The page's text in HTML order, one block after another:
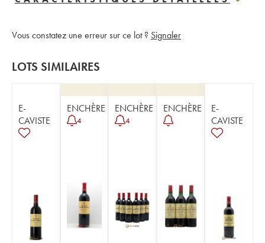
Vous constatez une erreur sur ce lot ? Signaler
LOTS SIMILAIRES
E-
CAVISTE
ENCHÈRE
4
ENCHÈRE
4
ENCHÈRE
E-
CAVISTE